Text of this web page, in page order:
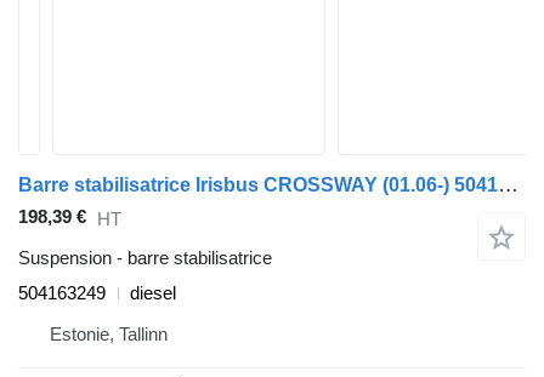
Barre stabilisatrice Irisbus CROSSWAY (01.06-) 504163249 pour Irisbus Arway, Crossway, Crealis, Magelys, Proway, Daily Tourys (2006-)
198,39 € HT
Suspension - barre stabilisatrice
504163249
diesel
Estonie, Tallinn